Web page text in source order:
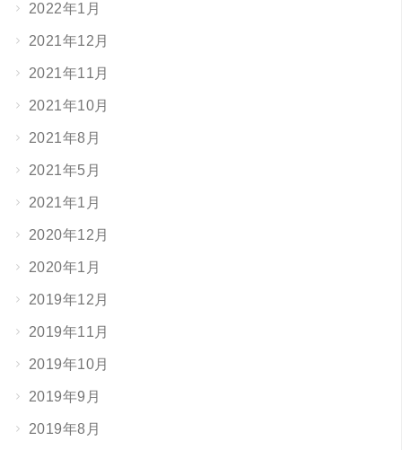
2022年1月
2021年12月
2021年11月
2021年10月
2021年8月
2021年5月
2021年1月
2020年12月
2020年1月
2019年12月
2019年11月
2019年10月
2019年9月
2019年8月